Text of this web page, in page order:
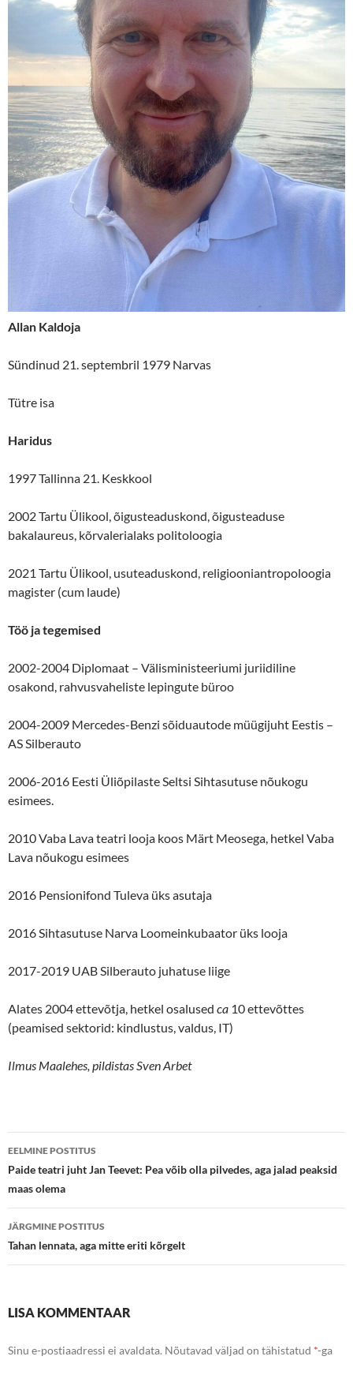
Allan Kaldoja
Sündinud 21. septembril 1979 Narvas
Tütre isa
Haridus
1997 Tallinna 21. Keskkool
2002 Tartu Ülikool, õigusteaduskond, õigusteaduse
bakalaureus, kõrvalerialaks politoloogia
2021 Tartu Ülikool, usuteaduskond, religiooniantropoloogia
magister (cum laude)
Töö ja tegemised
2002-2004 Diplomaat – Välisministeeriumi juriidiline
osakond, rahvusvaheliste lepingute büroo
2004-2009 Mercedes-Benzi sõiduautode müügijuht Eestis –
AS Silberauto
2006-2016 Eesti Üliõpilaste Seltsi Sihtasutuse nõukogu
esimees.
2010 Vaba Lava teatri looja koos Märt Meosega, hetkel Vaba
Lava nõukogu esimees
2016 Pensionifond Tuleva üks asutaja
2016 Sihtasutuse Narva Loomeinkubaator üks looja
2017-2019 UAB Silberauto juhatuse liige
Alates 2004 ettevõtja, hetkel osalused ca 10 ettevõttes
(peamised sektorid: kindlustus, valdus, IT)
Ilmus Maalehes, pildistas Sven Arbet
Postituste
töölaud
EELMINE POSTITUS
Paide teatri juht Jan Teevet: Pea võib olla pilvedes, aga jalad peaksid
maas olema
JÄRGMINE POSTITUS
Tahan lennata, aga mitte eriti kõrgelt
LISA KOMMENTAAR
Sinu e-postiaadressi ei avaldata. Nõutavad väljad on tähistatud *-ga